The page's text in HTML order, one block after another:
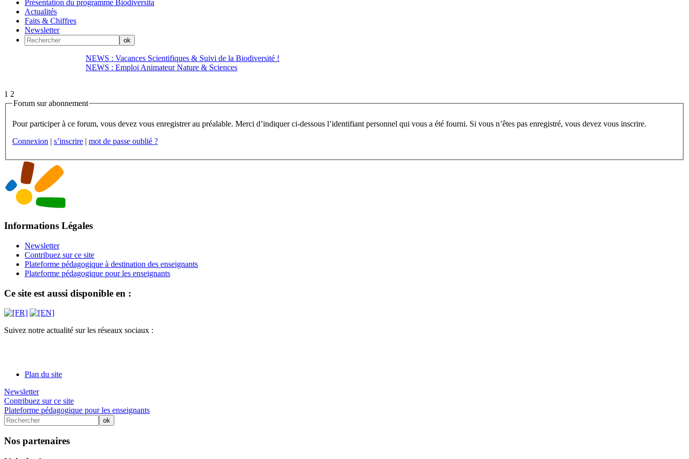
Présentation du programme Biodiversita
Actualités
Faits & Chiffres
Newsletter
NEWS : Vacances Scientifiques & Suivi de la Biodiversité !
NEWS : Emploi Animateur Nature & Sciences
1 2
Forum sur abonnement
Pour participer à ce forum, vous devez vous enregistrer au préalable. Merci d’indiquer ci-dessous l’identifiant personnel qui vous a été fourni. Si vous n’êtes pas enregistré, vous devez vous inscrire.
Connexion | s’inscrire | mot de passe oublié ?
Informations Légales
Newsletter
Contribuez sur ce site
Plateforme pédagogique à destination des enseignants
Plateforme pédagogique pour les enseignants
Ce site est aussi disponible en :
Suivez notre actualité sur les réseaux sociaux :
Plan du site
Newsletter
Contribuez sur ce site
Plateforme pédagogique pour les enseignants
Nos partenaires